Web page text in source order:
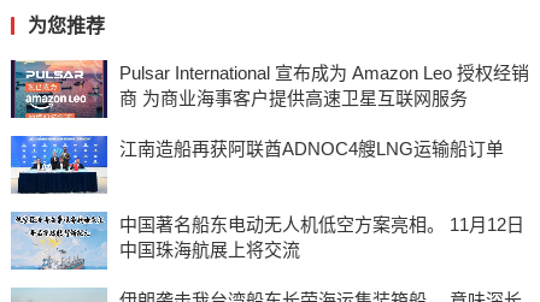
为您推荐
Pulsar International 宣布成为 Amazon Leo 授权经销
商 为商业海事客户提供高速卫星互联网服务
江南造船再获阿联酋ADNOC4艘LNG运输船订单
中国著名船东电动无人机低空方案亮相。 11月12日
中国珠海航展上将交流